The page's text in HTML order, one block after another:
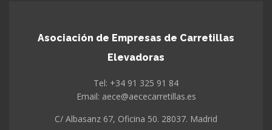
Asociación de Empresas de Carretillas
Elevadoras
Tel: +34 91 325 91 84
Email: aece@aececarretillas.es
C/ Albasanz 67, Oficina 50. 28037. Madrid